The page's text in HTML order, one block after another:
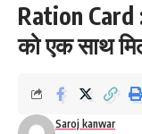
Ration Card
को एक साथ
Saroj kanwar